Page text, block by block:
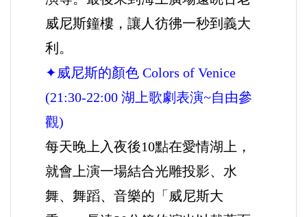
威尼斯鐘樓，讓人彷彿一秒到義大
利。
✦威尼斯的顏色 Colors of Venice
(21:30-22:00 湖上歌劇表演~自由參
觀)
每天晚上入夜後10點在愛情湖上，
就會上演一場結合光雕投影、水
舞、舞蹈、音樂的「威尼斯大